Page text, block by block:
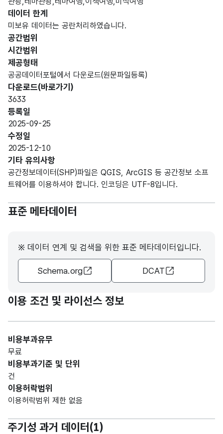
데이터 한계
미보유 데이터는 공란처리하였습니다.
공간범위
시간범위
제공형태
공공데이터포털에서 다운로드(원문파일등록)
다운로드(바로가기)
3633
등록일
2025-09-25
수정일
2025-12-10
기타 유의사항
공간정보데이터(SHP)파일은 QGIS, ArcGIS 등 공간정보 소프
트웨어를 이용하셔야 합니다. 인코딩은 UTF-8입니다.
표준 메타데이터
※ 데이터 연계 및 검색을 위한 표준 메타데이터입니다.
Schema.org DCAT
이용 조건 및 라이선스 정보
비용부과유무
무료
비용부과기준 및 단위
건
이용허락범위
이용허락범위 제한 없음
주기성 과거 데이터(1)